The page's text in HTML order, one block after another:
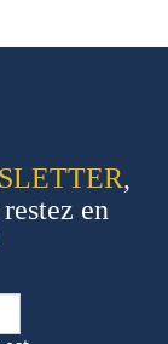
,
en